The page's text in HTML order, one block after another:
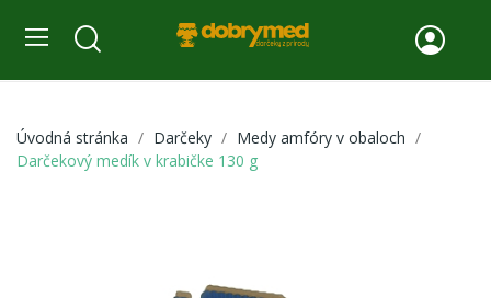
Úvodná stránka Darčeky
Medy amfóry v obaloch
Darčekový medík v krabičke 130 g